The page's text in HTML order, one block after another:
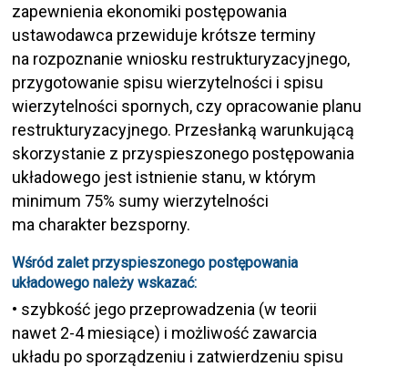
zapewnienia ekonomiki postępowania
ustawodawca przewiduje krótsze terminy
na rozpoznanie wniosku restrukturyzacyjnego,
przygotowanie spisu wierzytelności i spisu
wierzytelności spornych, czy opracowanie planu
restrukturyzacyjnego. Przesłanką warunkującą
skorzystanie z przyspieszonego postępowania
układowego jest istnienie stanu, w którym
minimum 75% sumy wierzytelności
ma charakter bezsporny.
Wśród zalet przyspieszonego postępowania
układowego należy wskazać:
• szybkość jego przeprowadzenia (w teorii
nawet 2-4 miesiące) i możliwość zawarcia
układu po sporządzeniu i zatwierdzeniu spisu